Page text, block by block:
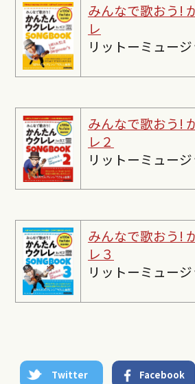
みんなで歌おう!
レ
リットーミュー
みんなで歌おう!
レ２
リットーミュー
みんなで歌おう!
レ３
リットーミュー
Twitter Facebook